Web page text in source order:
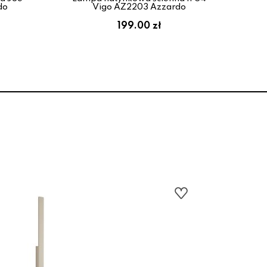
Vigo AZ2203 Azzardo
199.00 zł